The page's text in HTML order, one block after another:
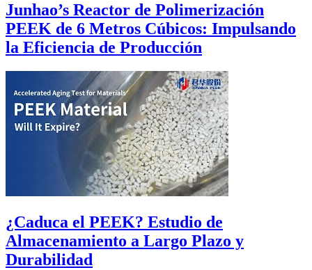
Junhao’s Reactor de Polimerización
PEEK de 6 Metros Cúbicos: Impulsando
la Eficiencia de Producción
¿Caduca el PEEK? Estudio de
Almacenamiento a Largo Plazo y
Durabilidad